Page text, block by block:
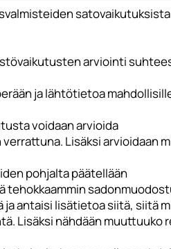
arviointi
ja lähtötietoa
voidaan arvioida
Lisäksi arvioidaan
pohjalta päätellään
antaisi lisätietoa siitä, siitä
Lisäksi nähdään muuttuuko